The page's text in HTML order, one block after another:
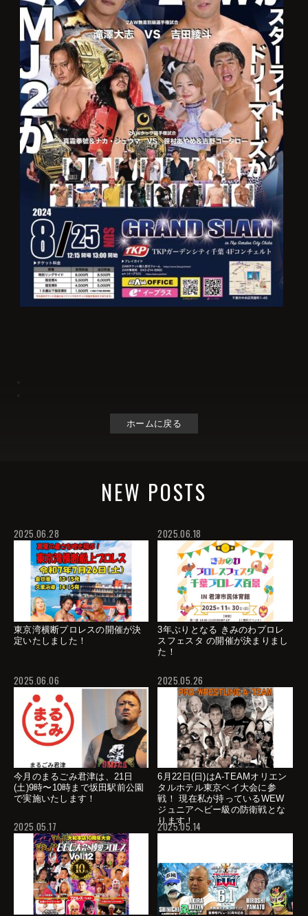
ホームに戻る
NEW POSTS
2025.06.28
東京湾横断プロレスの開催が決
定いたしました！
2025.06.18
3年ぶりとなる きみのわプロレ
スフェスタ の開催が決まりまし
た！
2025.06.06
今月のまるごみ君津は、21日
(土)9時〜10時まで坂田駅前公園
で実施いたします！
2025.05.26
6月22日(日)はA-TEAMオリエン
タルホテル東京ベイ大会に参
戦！ 現在私が持っているWEW
ジュニアヘビー級の防衛戦とな
ります！
2025.05.17 2025.05.14